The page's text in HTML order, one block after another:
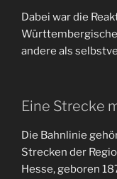
Dabei war die
andere als
Eine Strecke
Die Bahnlinie
Strecken der
Hesse, geboren